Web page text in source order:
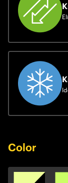
Color